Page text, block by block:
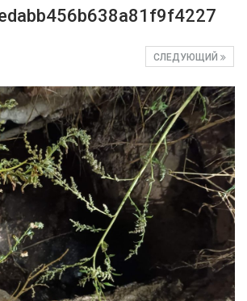
СЛЕДУЮЩИЙ